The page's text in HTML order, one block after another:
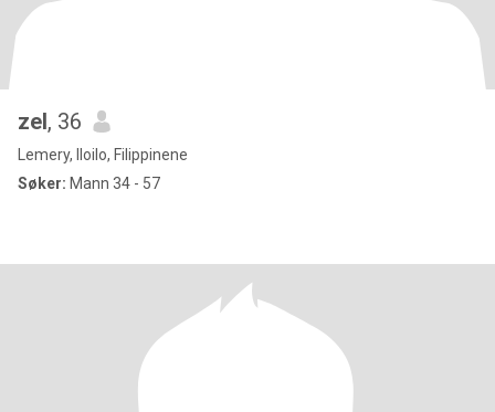
zel, 36
Lemery, Iloilo, Filippinene
Søker: Mann 34 - 57